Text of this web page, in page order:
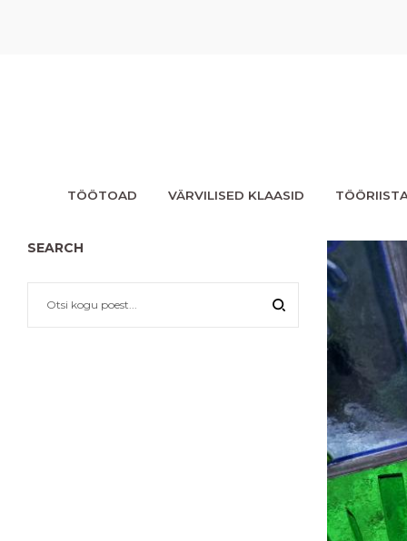
TÖÖTOAD VÄRVILISED KLAASID
SEARCH